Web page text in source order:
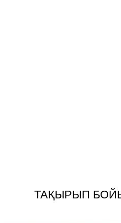
ТАҚЫРЫП